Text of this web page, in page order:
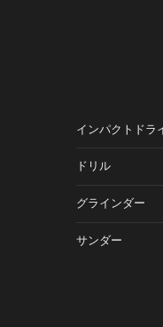
インパクトドラ
ドリル
グラインダー
サンダー